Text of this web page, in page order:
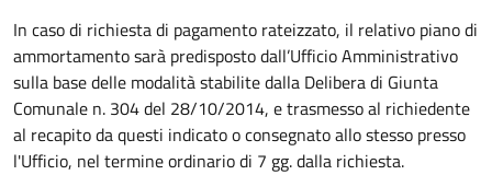
In caso di richiesta di pagamento rateizzato, il relativo piano di
ammortamento sarà predisposto dall’Ufficio Amministrativo
sulla base delle modalità stabilite dalla Delibera di Giunta
Comunale n. 304 del 28/10/2014, e trasmesso al richiedente
al recapito da questi indicato o consegnato allo stesso presso
l'Ufficio, nel termine ordinario di 7 gg. dalla richiesta.